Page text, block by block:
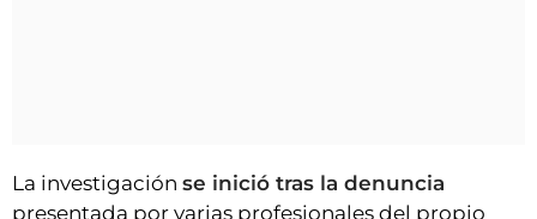
La investigación se inició tras la denuncia
presentada por varias profesionales del propio